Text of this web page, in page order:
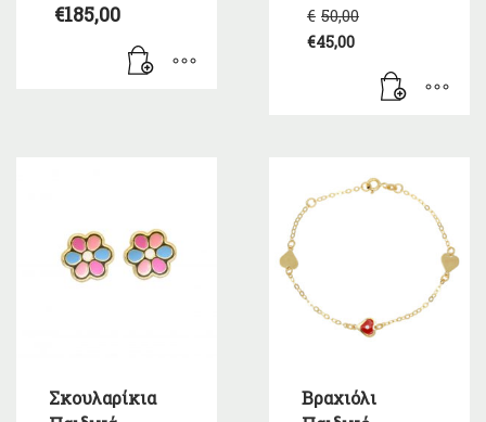
€185,00 € 50,00
€50,00.
€45,00
τρέχουσα
Σκουλαρίκια
Βραχιόλι